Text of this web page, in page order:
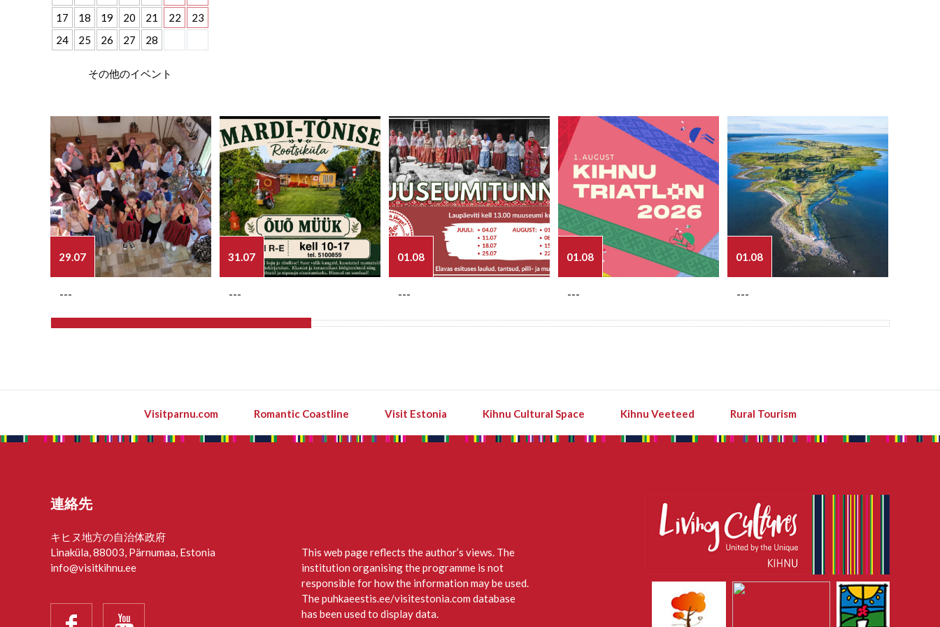
17
18 19 20 21 22
23
24
25 26 27 28
その他のイベント
29.07
---
31.07
---
01.08
---
01.08
---
01.08
---
Visitparnu.com Romantic Coastline Visit Estonia Kihnu Cultural Space Kihnu Veeteed Rural Tourism
連絡先
キヒヌ地方の自治体政府
Linaküla, 88003, Pärnumaa, Estonia
info@visitkihnu.ee
This web page reflects the author’s views. The
institution organising the programme is not
responsible for how the information may be used.
The puhkaeestis.ee/visitestonia.com database
has been used to display data.